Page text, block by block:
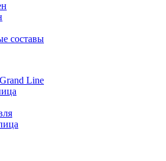
составы
Line